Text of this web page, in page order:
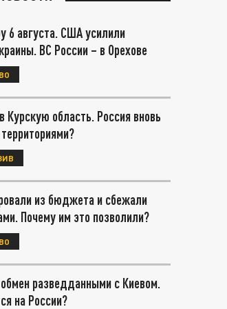
6 августа. США усилили
ВС России – в Орехове
Курскую область. Россия вновь
из бюджета и сбежали
Почему им это позволили?
разведданными с Киевом.
на России?